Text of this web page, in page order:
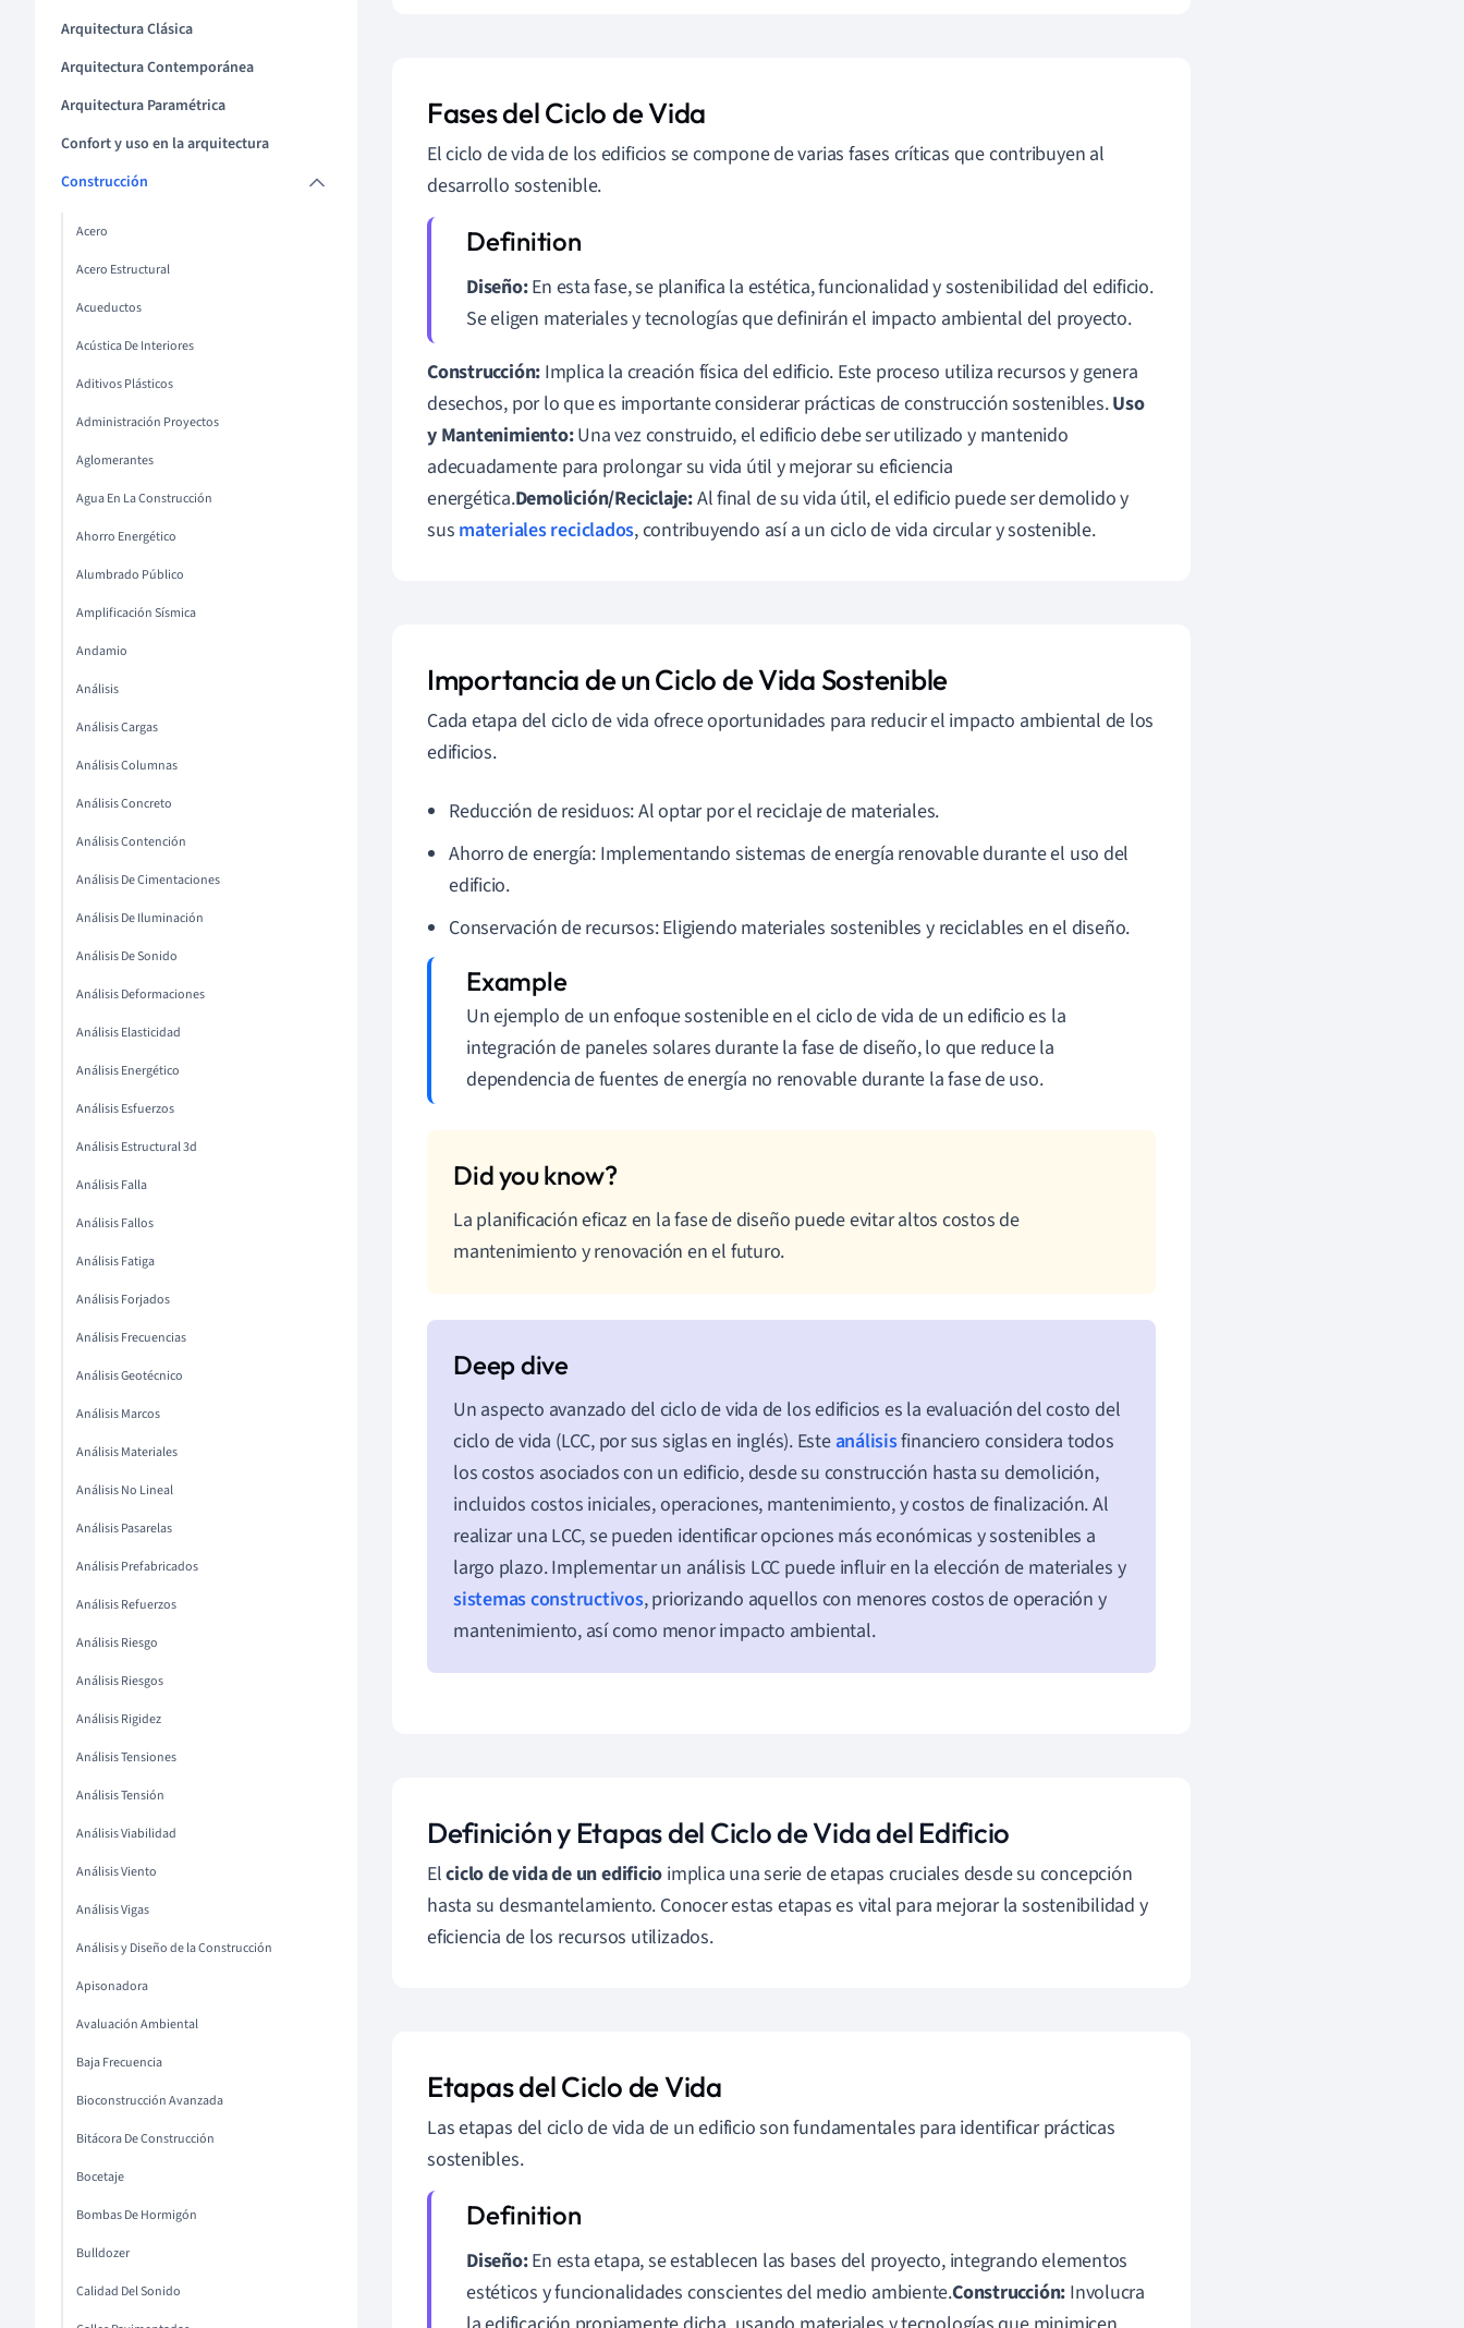
Arquitectura Clásica
Arquitectura Contemporánea
Arquitectura Paramétrica
Confort y uso en la arquitectura
Construcción
Acero
Acero Estructural
Acueductos
Acústica De Interiores
Aditivos Plásticos
Administración Proyectos
Aglomerantes
Agua En La Construcción
Ahorro Energético
Alumbrado Público
Amplificación Sísmica
Andamio
Análisis
Análisis Cargas
Análisis Columnas
Análisis Concreto
Análisis Contención
Análisis De Cimentaciones
Análisis De Iluminación
Análisis De Sonido
Análisis Deformaciones
Análisis Elasticidad
Análisis Energético
Análisis Esfuerzos
Análisis Estructural 3d
Análisis Falla
Análisis Fallos
Análisis Fatiga
Análisis Forjados
Análisis Frecuencias
Análisis Geotécnico
Análisis Marcos
Análisis Materiales
Análisis No Lineal
Análisis Pasarelas
Análisis Prefabricados
Análisis Refuerzos
Análisis Riesgo
Análisis Riesgos
Análisis Rigidez
Análisis Tensiones
Análisis Tensión
Análisis Viabilidad
Análisis Viento
Análisis Vigas
Análisis y Diseño de la Construcción
Apisonadora
Avaluación Ambiental
Baja Frecuencia
Bioconstrucción Avanzada
Bitácora De Construcción
Bocetaje
Bombas De Hormigón
Bulldozer
Calidad Del Sonido
Fases del Ciclo de Vida
El ciclo de vida de los edificios se compone de varias fases críticas que contribuyen al
desarrollo sostenible.
Diseño:En esta fase, se planifica la estética, funcionalidad y sostenibilidad del edificio.
Se eligen materiales y tecnologías que definirán el impacto ambiental del proyecto.
Construcción: Implica la creación física del edificio. Este proceso utiliza recursos y genera
desechos, por lo que es importante considerar prácticas de construcción sostenibles.Uso
y Mantenimiento:Una vez construido, el edificio debe ser utilizado y mantenido
adecuadamente para prolongar su vida útil y mejorar su eficiencia
energética.Demolición/Reciclaje:Al final de su vida útil, el edificio puede ser demolido y
sus materiales reciclados, contribuyendo así a un ciclo de vida circular y sostenible.
Importancia de un Ciclo de Vida Sostenible
Cada etapa del ciclo de vida ofrece oportunidades para reducir el impacto ambiental de los
edificios.
Reducción de residuos: Al optar por el reciclaje de materiales.
Ahorro de energía: Implementando sistemas de energía renovable durante el uso del
edificio.
Conservación de recursos: Eligiendo materiales sostenibles y reciclables en el diseño.
Un ejemplo de un enfoque sostenible en el ciclo de vida de un edificio es la
integración de paneles solares durante la fase de diseño, lo que reduce la
dependencia de fuentes de energía no renovable durante la fase de uso.
La planificación eficaz en la fase de diseño puede evitar altos costos de
mantenimiento y renovación en el futuro.
Un aspecto avanzado del ciclo de vida de los edificios es la evaluación del costo del
ciclo de vida (LCC, por sus siglas en inglés). Esteanálisisfinanciero considera todos
los costos asociados con un edificio, desde su construcción hasta su demolición,
incluidos costos iniciales, operaciones, mantenimiento, y costos de finalización. Al
realizar una LCC, se pueden identificar opciones más económicas y sostenibles a
largo plazo. Implementar un análisis LCC puede influir en la elección de materiales y
sistemas constructivos, priorizando aquellos con menores costos de operación y
mantenimiento, así como menor impacto ambiental.
Definición y Etapas del Ciclo de Vida del Edificio
Elciclo de vida de un edificio implica una serie de etapas cruciales desde su concepción
hasta su desmantelamiento. Conocer estas etapas es vital para mejorar la sostenibilidad y
eficiencia de los recursos utilizados.
Etapas del Ciclo de Vida
Las etapas del ciclo de vida de un edificio son fundamentales para identificar prácticas
sostenibles.
Diseño:En esta etapa, se establecen las bases del proyecto, integrando elementos
estéticos y funcionalidades conscientes del medio ambiente.Construcción: Involucra